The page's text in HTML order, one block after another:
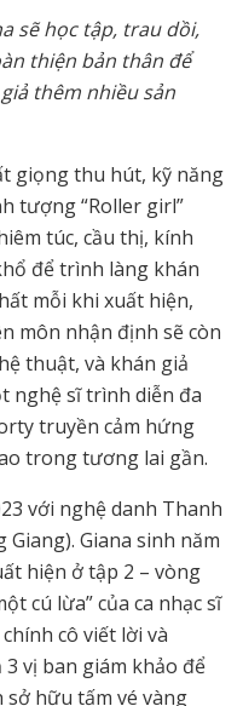
sẽ học tập, trau dồi,
thiện bản thân để
thêm nhiều sản
giọng thu hút, kỹ năng
tượng “Roller girl”
túc, cầu thị, kính
để trình làng khán
mỗi khi xuất hiện,
môn nhận định sẽ còn
thuật, và khán giả
nghệ sĩ trình diễn đa
truyền cảm hứng
trong tương lai gần.
với nghệ danh Thanh
Giana sinh năm
hiện ở tập 2 – vòng
cú lừa” của ca nhạc sĩ
cô viết lời và
vị ban giám khảo để
hữu tấm vé vàng